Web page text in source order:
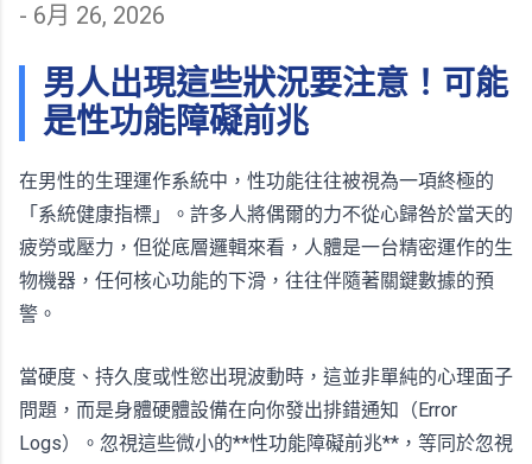
- 6月 26, 2026
男人出現這些狀況要注意！可能
是性功能障礙前兆
在男性的生理運作系統中，性功能往往被視為一項終極的
「系統健康指標」。許多人將偶爾的力不從心歸咎於當天的
疲勞或壓力，但從底層邏輯來看，人體是一台精密運作的生
物機器，任何核心功能的下滑，往往伴隨著關鍵數據的預
警。
當硬度、持久度或性慾出現波動時，這並非單純的心理面子
問題，而是身體硬體設備在向你發出排錯通知（Error
Logs）。忽視這些微小的**性功能障礙前兆**，等同於忽視